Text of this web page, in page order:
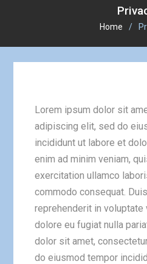
Home
Lorem ipsum dolor sit
adipiscing elit, sed do
incididunt ut labore et
enim ad minim veniam,
exercitation ullamco
commodo consequat.
reprehenderit in
dolore eu fugiat nulla
dolor sit amet,
do eiusmod tempor